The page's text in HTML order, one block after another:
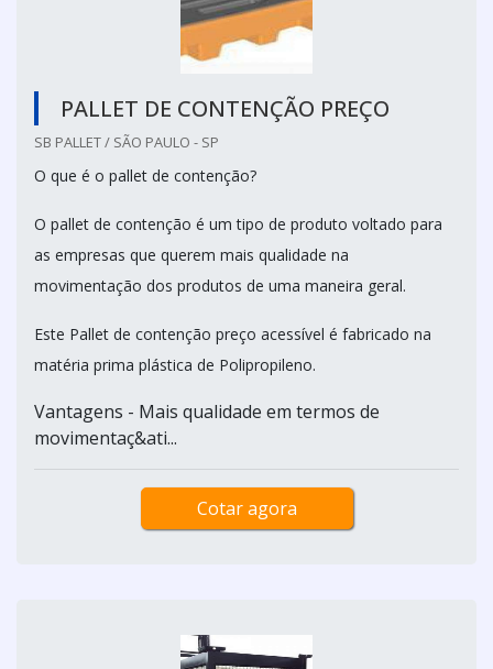
PALLET DE CONTENÇÃO PREÇO
SB PALLET / SÃO PAULO - SP
O que é o pallet de contenção?
O pallet de contenção é um tipo de produto voltado para
as empresas que querem mais qualidade na
movimentação dos produtos de uma maneira geral.
Este Pallet de contenção preço acessível é fabricado na
matéria prima plástica de Polipropileno.
Vantagens - Mais qualidade em termos de
movimentaç&ati...
Cotar agora